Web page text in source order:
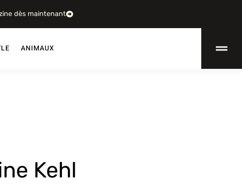
dès maintenant
ANIMAUX
Kehl